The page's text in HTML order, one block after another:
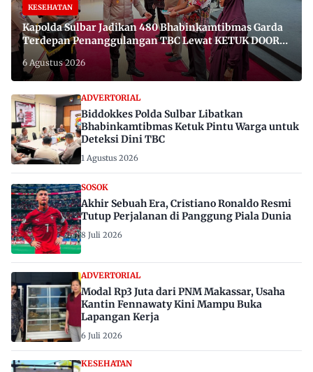
KESEHATAN
Kapolda Sulbar Jadikan 480 Bhabinkamtibmas Garda
Terdepan Penanggulangan TBC Lewat KETUK DOORS
di 650 Desa
6 Agustus 2026
ADVERTORIAL
Biddokkes Polda Sulbar Libatkan
Bhabinkamtibmas Ketuk Pintu Warga untuk
Deteksi Dini TBC
1 Agustus 2026
SOSOK
Akhir Sebuah Era, Cristiano Ronaldo Resmi
Tutup Perjalanan di Panggung Piala Dunia
8 Juli 2026
ADVERTORIAL
Modal Rp3 Juta dari PNM Makassar, Usaha
Kantin Fennawaty Kini Mampu Buka
Lapangan Kerja
6 Juli 2026
KESEHATAN